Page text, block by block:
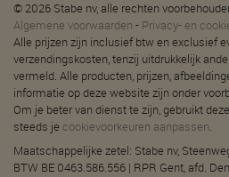
© 2026 Stabe nv, alle rechten
Algemene voorwaarden - Privacy- en
Alle prijzen zijn inclusief btw en exclusief
verzendingskosten, tenzij uitdrukkelijk
vermeld. Alle producten, prijzen,
informatie op deze website zijn onder
Om je beter van dienst te zijn, gebruikt
steeds je cookievoorkeuren aanpassen.
Maatschappelijke zetel: Stabe nv,
BTW BE 0463.586.556 | RPR Gent, afd.